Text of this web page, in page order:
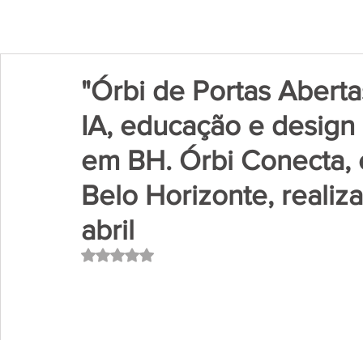
"Órbi de Portas
IA, educação e
em BH. Órbi
Belo Horizonte,
abril
Avaliado com NaN de 5 estrelas.